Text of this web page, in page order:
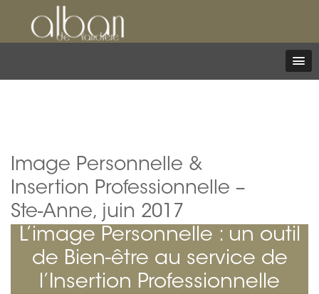
Image Personnelle &
Insertion Professionnelle –
Ste-Anne, juin 2017
L’image Personnelle : un outil
de Bien-être au service de
l’Insertion Professionnelle